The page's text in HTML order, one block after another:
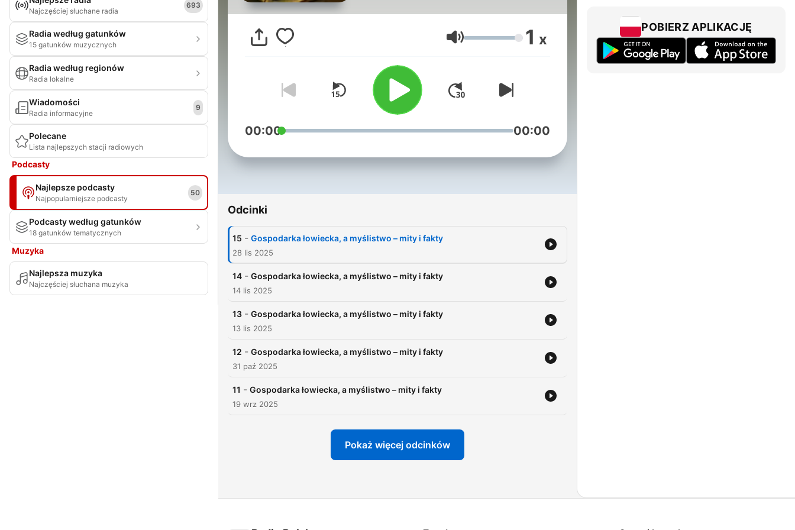
Najczęściej słuchane radia
693
Radia według gatunków
15 gatunków muzycznych
Radia według regionów
Radia lokalne
Wiadomości
Radia informacyjne
9
Polecane
Lista najlepszych stacji radiowych
Podcasty
Najlepsze podcasty
Najpopularniejsze podcasty
50
Podcasty według gatunków
18 gatunków tematycznych
Muzyka
Najlepsza muzyka
Najczęściej słuchana muzyka
Głośność 1 x
00:00 00:00
Odcinki
15 - Gospodarka łowiecka, a myślistwo – mity i fakty
28 lis 2025
14 - Gospodarka łowiecka, a myślistwo – mity i fakty
14 lis 2025
13 - Gospodarka łowiecka, a myślistwo – mity i fakty
13 lis 2025
12 - Gospodarka łowiecka, a myślistwo – mity i fakty
31 paź 2025
11 - Gospodarka łowiecka, a myślistwo – mity i fakty
19 wrz 2025
Pokaż więcej odcinków
POBIERZ APLIKACJĘ